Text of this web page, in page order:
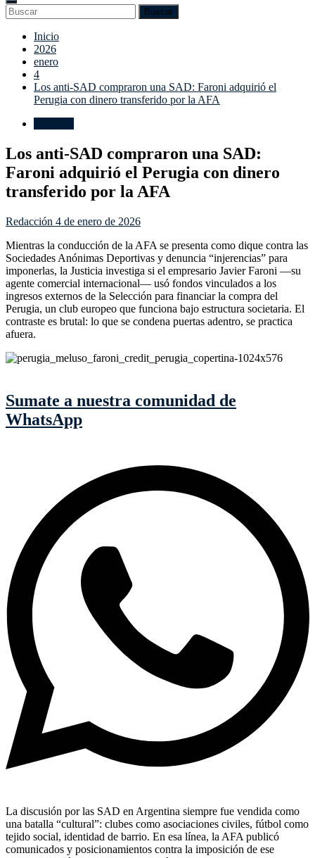
Enter
Keyword
Search
for:
Buscar
Search
Saltar
contenido
Inicio
2026
enero
4
Los anti-SAD compraron una SAD: Faroni adquirió el
Perugia con dinero transferido por la AFA
Los anti-SAD compraron una SAD:
Faroni adquirió el Perugia con dinero
transferido por la AFA
Redacción 4 de enero de 2026
Mientras la conducción de la AFA se presenta como dique contra las
Sociedades Anónimas Deportivas y denuncia “injerencias” para
imponerlas, la Justicia investiga si el empresario Javier Faroni —su
agente comercial internacional— usó fondos vinculados a los
ingresos externos de la Selección para financiar la compra del
Perugia, un club europeo que funciona bajo estructura societaria. El
contraste es brutal: lo que se condena puertas adentro, se practica
afuera.
Sumate a nuestra comunidad de
WhatsApp
La discusión por las SAD en Argentina siempre fue vendida como
una batalla “cultural”: clubes como asociaciones civiles, fútbol como
tejido social, identidad de barrio. En esa línea, la AFA publicó
comunicados y posicionamientos contra la imposición de ese